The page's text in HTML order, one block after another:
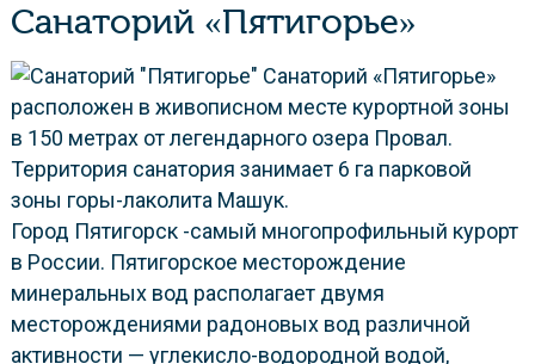
Санаторий «Пятигорье»
Санаторий «Пятигорье»
расположен в живописном месте курортной зоны
в 150 метрах от легендарного озера Провал.
Территория санатория занимает 6 га парковой
зоны горы-лаколита Машук.
Город Пятигорск -самый многопрофильный курорт
в России. Пятигорское месторождение
минеральных вод располагает двумя
месторождениями радоновых вод различной
активности — углекисло-водородной водой,